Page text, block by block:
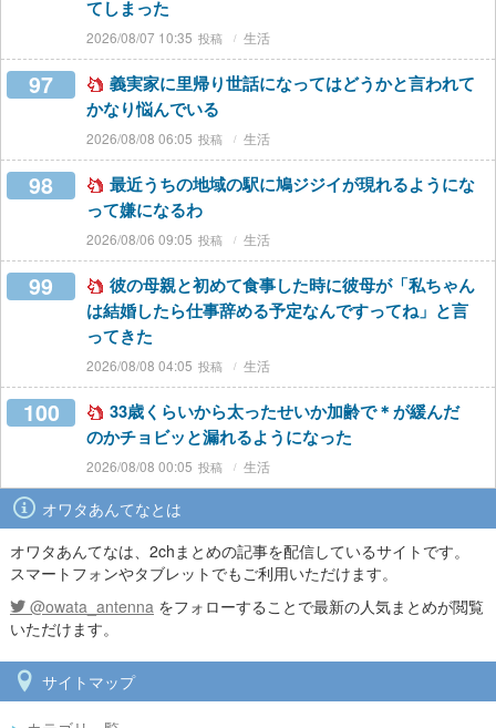
てしまった
2026/08/07 10:35 生活
97
義実家に里帰り世話になってはどうかと言われて
かなり悩んでいる
2026/08/08 06:05 生活
98
最近うちの地域の駅に鳩ジジイが現れるようにな
って嫌になるわ
2026/08/06 09:05 生活
99
彼の母親と初めて食事した時に彼母が「私ちゃん
は結婚したら仕事辞める予定なんですってね」と言
ってきた
2026/08/08 04:05 生活
100
33歳くらいから太ったせいか加齢で＊が緩んだ
のかチョビッと漏れるようになった
2026/08/08 00:05 生活
オワタあんてなとは
オワタあんてなは、2chまとめの記事を配信しているサイトです。
スマートフォンやタブレットでもご利用いただけます。
@owata_antenna をフォローすることで最新の人気まとめが閲覧
いただけます。
サイトマップ